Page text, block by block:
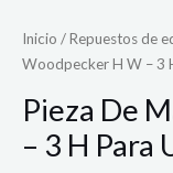
Inicio /Repuestos de
Woodpecker H W – 3
Pieza De
– 3 H Para